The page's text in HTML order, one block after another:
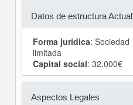
Datos de estructura Actual
Forma jurídica: Sociedad
limitada
Capital social: 32.000€
Aspectos Legales